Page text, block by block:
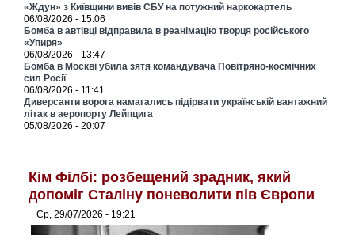
«Ждун» з Київщини вивів СБУ на потужний наркокартель
06/08/2026 - 15:06
Бомба в автівці відправила в реанімацію творця російського
«Упиря»
06/08/2026 - 13:47
Бомба в Москві убила зятя командувача Повітряно-космічних
сил Росії
06/08/2026 - 11:41
Диверсанти ворога намагались підірвати українській вантажний
літак в аеропорту Лейпцига
05/08/2026 - 20:07
Кім Філбі: розбещений зрадник, який
допоміг Сталіну поневолити пів Європи
Ср, 29/07/2026 - 19:21